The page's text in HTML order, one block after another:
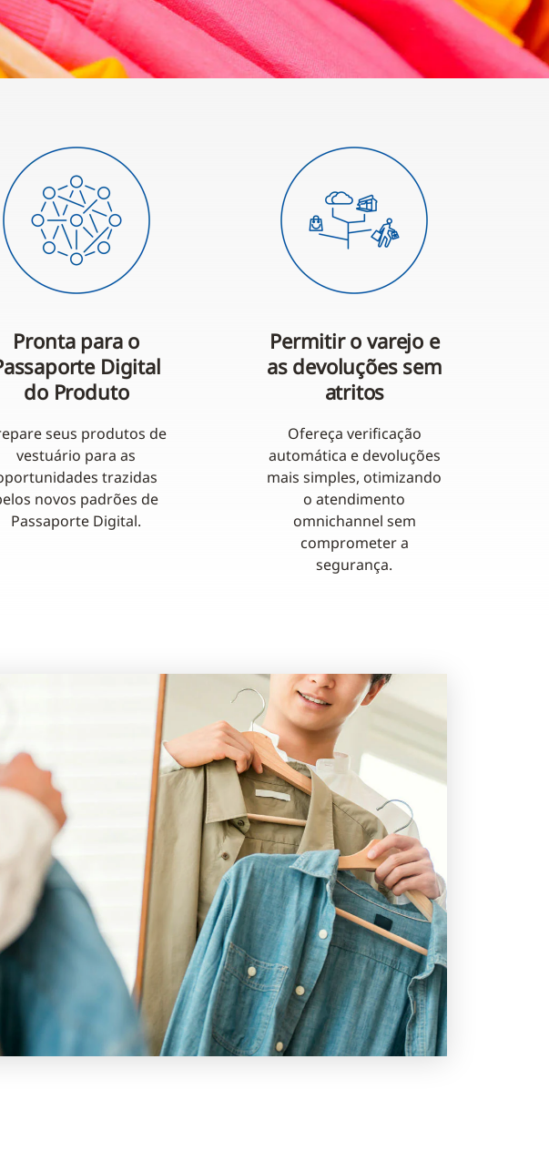
Pronta para o
Digital
do Produto
seus produtos de
vestuário para as
trazidas
novos padrões de
Passaporte Digital.
Permitir o varejo e
as devoluções sem
atritos
Ofereça verificação
automática e devoluções
mais simples, otimizando
o atendimento
omnichannel sem
comprometer a
segurança.